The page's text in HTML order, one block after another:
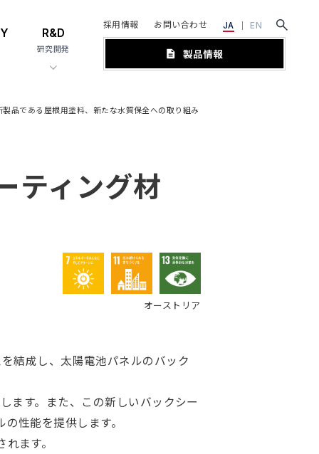
R&D
研究開発
採用情報 お問い合わせ JA EN
ティング材
オーストリア
結成し、太陽電池パネルのバック
ます。また、この新しいバックシー
性能を提供します。
ます。
品である屋根用塗料、新たな水質保全への取り組み